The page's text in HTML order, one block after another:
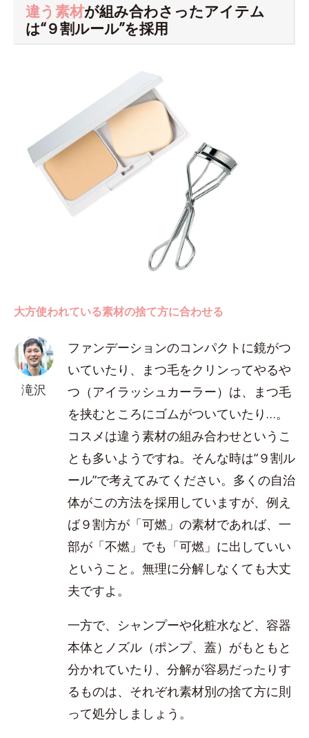
違う素材が組み合わさったアイテム
は“９割ルール”を採用
大方使われている素材の捨て方に合わせる
滝沢
ファンデーションのコンパクトに鏡がつ
いていたり、まつ毛をクリンってやるや
つ（アイラッシュカーラー）は、まつ毛
を挟むところにゴムがついていたり…。
コスメは違う素材の組み合わせというこ
とも多いようですね。そんな時は“９割ル
ール”で考えてみてください。多くの自治
体がこの方法を採用していますが、例え
ば９割方が「可燃」の素材であれば、一
部が「不燃」でも「可燃」に出していい
ということ。無理に分解しなくても大丈
夫ですよ。
一方で、シャンプーや化粧水など、容器
本体とノズル（ポンプ、蓋）がもともと
分かれていたり、分解が容易だったりす
るものは、それぞれ素材別の捨て方に則
って処分しましょう。